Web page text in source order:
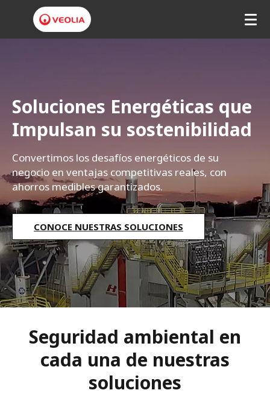
Soluciones Energéticas que
Impulsan su sostenibilidad
Convertimos los desafíos energéticos de su
negocio en ventajas competitivas reales, con
ahorros medibles garantizados.
CONOCE NUESTRAS SOLUCIONES
Seguridad ambiental en
cada una de nuestras
soluciones